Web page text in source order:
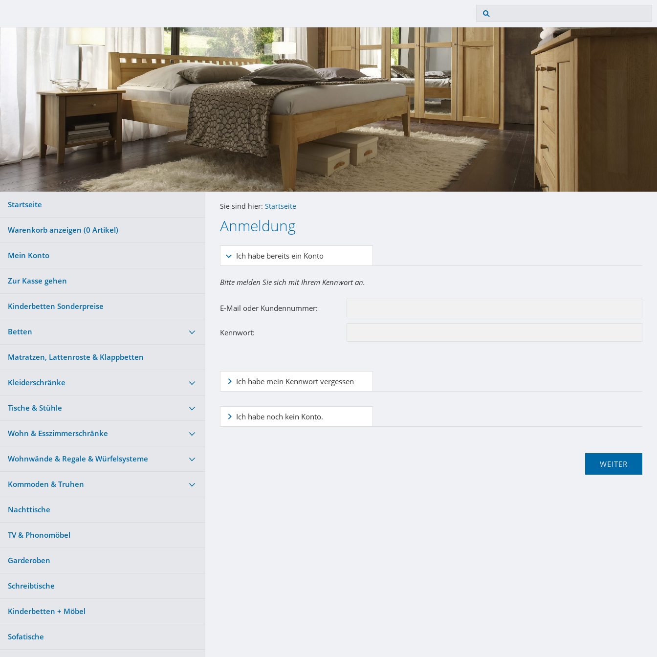
Startseite
Warenkorb anzeigen (0 Artikel)
Mein Konto
Zur Kasse gehen
Kinderbetten Sonderpreise
Betten
Matratzen, Lattenroste & Klappbetten
Kleiderschränke
Tische & Stühle
Wohn & Esszimmerschränke
Wohnwände & Regale & Würfelsysteme
Kommoden & Truhen
Nachttische
TV & Phonomöbel
Garderoben
Schreibtische
Kinderbetten + Möbel
Sofatische
Sie sind hier: Startseite
Anmeldung
Ich habe bereits ein Konto
Bitte melden Sie sich mit Ihrem Kennwort an.
E-Mail oder Kundennummer:
Kennwort:
Ich habe mein Kennwort vergessen
Ich habe noch kein Konto.